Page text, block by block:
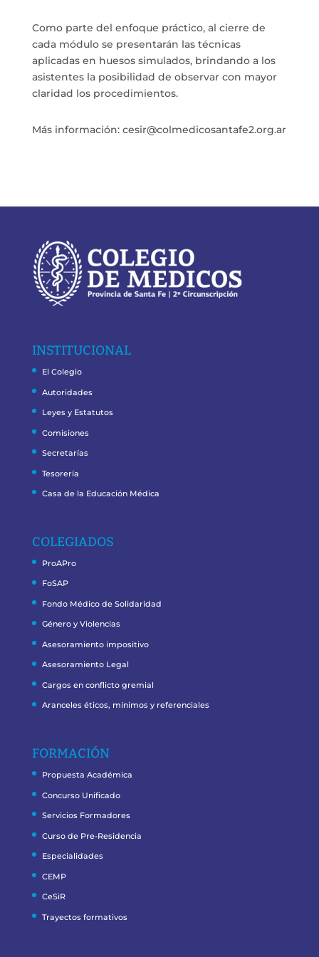
Como parte del enfoque práctico, al cierre de
cada módulo se presentarán las técnicas
aplicadas en huesos simulados, brindando a los
asistentes la posibilidad de observar con mayor
claridad los procedimientos.
Más información: cesir@colmedicosantafe2.org.ar
INSTITUCIONAL
El Colegio
Autoridades
Leyes y Estatutos
Comisiones
Secretarías
Tesorería
Casa de la Educación Médica
COLEGIADOS
ProAPro
FoSAP
Fondo Médico de Solidaridad
Género y Violencias
Asesoramiento impositivo
Asesoramiento Legal
Cargos en conflicto gremial
Aranceles éticos, mínimos y referenciales
FORMACIÓN
Propuesta Académica
Concurso Unificado
Servicios Formadores
Curso de Pre-Residencia
Especialidades
CEMP
CeSiR
Trayectos formativos